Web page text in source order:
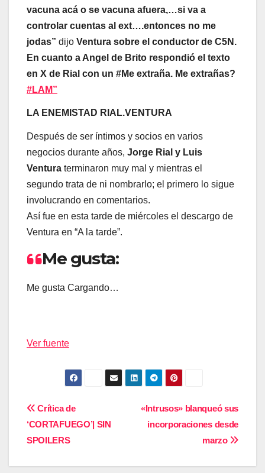
vacuna acá o se vacuna afuera,…si va a
controlar cuentas al ext….entonces no me
jodas” dijo Ventura sobre el conductor de C5N.
En cuanto a Angel de Brito respondió el texto
en X de Rial con un #Me extraña. Me extrañas?
#LAM”
LA ENEMISTAD RIAL.VENTURA
Después de ser íntimos y socios en varios
negocios durante años, Jorge Rial y Luis
Ventura terminaron muy mal y mientras el
segundo trata de ni nombrarlo; el primero lo sigue
involucrando en comentarios.
Así fue en esta tarde de miércoles el descargo de
Ventura en “A la tarde”.
Me gusta:
Me gusta Cargando…
Ver fuente
Navegación
de
entradas
«Intrusos» blanqueó sus
incorporaciones desde
marzo
Crítica de
‘CORTAFUEGO’| SIN
SPOILERS